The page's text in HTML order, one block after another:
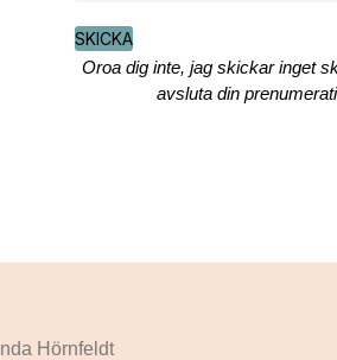
SKICKA
Oroa dig inte, jag skickar inget
avsluta din
Hörnfeldt